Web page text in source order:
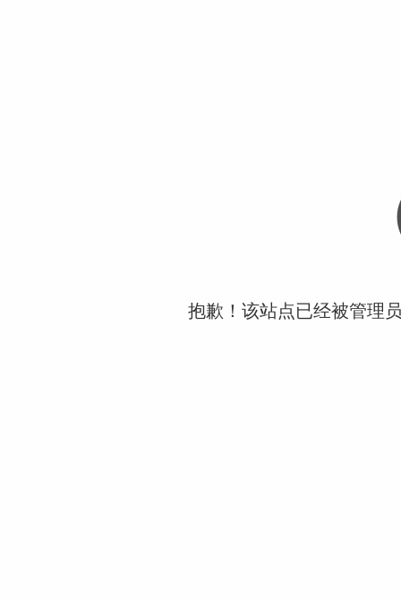
抱歉！该站点已经被管理